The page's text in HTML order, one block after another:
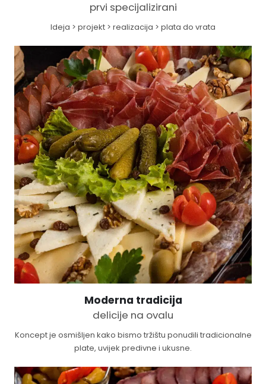
prvi specijalizirani
Ideja > projekt > realizacija > plata do vrata
Moderna tradicija
delicije na ovalu
Koncept je osmišljen kako bismo tržištu ponudili tradicionalne
plate, uvijek predivne i ukusne.